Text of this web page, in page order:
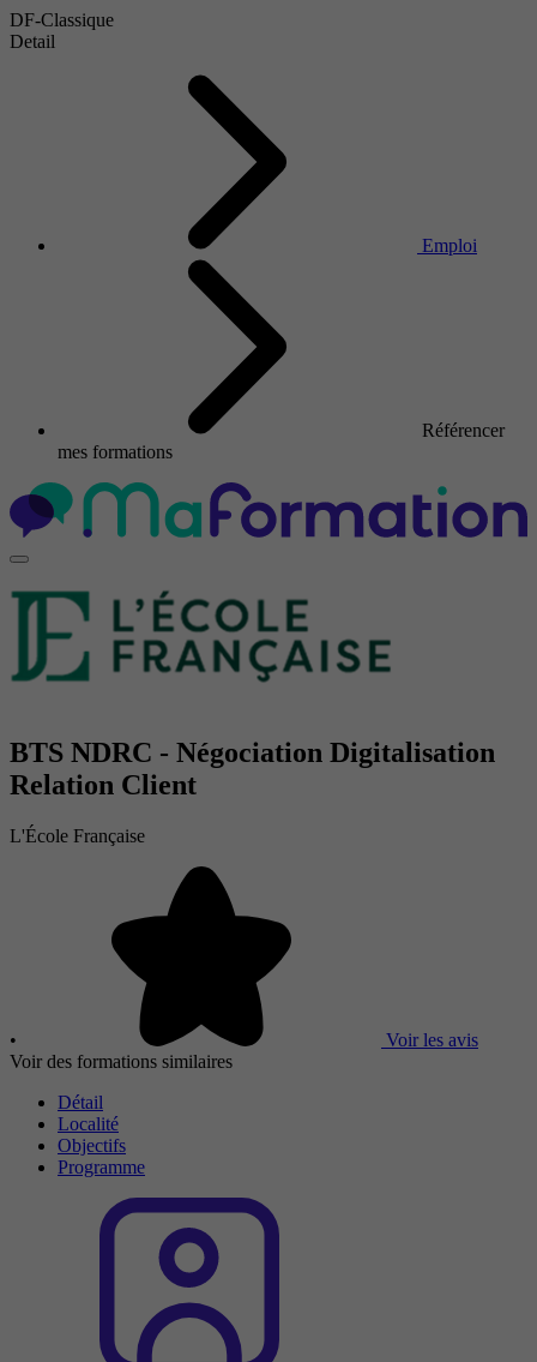
DF-Classique
Detail
Emploi
Référencer
mes formations
BTS NDRC - Négociation Digitalisation
Relation Client
L'École Française
•
Voir les avis
Voir des formations similaires
Détail
Localité
Objectifs
Programme